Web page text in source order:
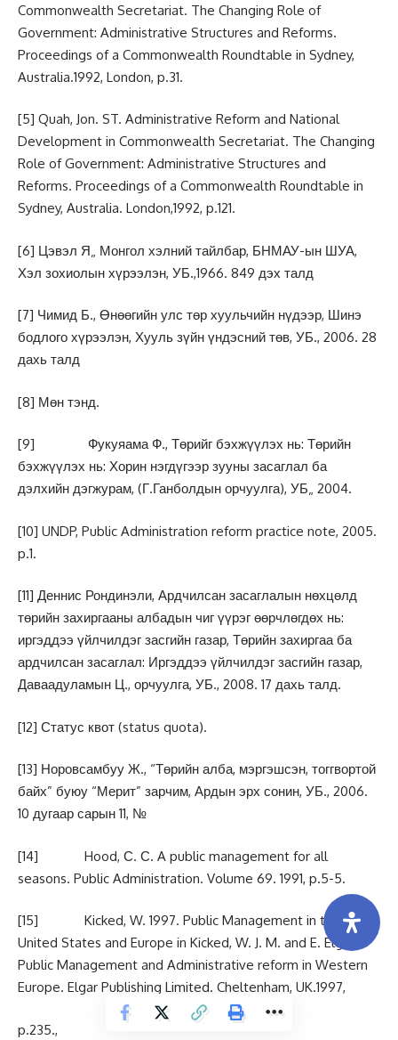
Commonwealth Secretariat. The Changing Role of
Government: Administrative Structures and Reforms.
Proceedings of a Commonwealth Roundtable in Sydney,
Australia.1992, London, p.31.
[5] Quah, Jon. ST. Administrative Reform and National
Development in Commonwealth Secretariat. The Changing
Role of Government: Administrative Structures and
Reforms. Proceedings of a Commonwealth Roundtable in
Sydney, Australia. London,1992, p.121.
[6] Цэвэл Я„ Монгол хэлний тайлбар, БНМАУ-ын ШУА,
Хэл зохиолын хүрээлэн, УБ.,1966. 849 дэх талд
[7] Чимид Б., Өнөөгийн улс төр хуульчийн нүдээр, Шинэ
бодлого хүрээлэн, Хууль зүйн үндэсний төв, УБ., 2006. 28
дахь талд
[8] Мөн тэнд.
[9] Фукуяама Ф., Төрийг бэхжүүлэх нь: Төрийн
бэхжүүлэх нь: Хорин нэгдүгээр зууны засаглал ба
дэлхийн дэгжурам, (Г.Ганболдын орчуулга), УБ„ 2004.
[10] UNDP, Public Administration reform practice note, 2005.
p.1.
[11] Деннис Рондинэли, Ардчилсан засаглалын нөхцөлд
төрийн захиргааны албадын чиг үүрэг өөрчлөгдөх нь:
иргэддээ үйлчилдэг засгийн газар, Төрийн захиргаа ба
ардчилсан засаглал: Иргэддээ үйлчилдэг засгийн газар,
Даваадуламын Ц., орчуулга, УБ., 2008. 17 дахь талд.
[12] Статус квот (status quota).
[13] Норовсамбуу Ж., “Төрийн алба, мэргэшсэн, тоггвортой
байх” буюу “Мерит” зарчим, Ардын эрх сонин, УБ., 2006.
10 дугаар сарын 11, №
[14] Hood, С. С. A public management for all
seasons. Public Administration. Volume 69. 1991, p.5-5.
[15] Kicked, W. 1997. Public Management in the
United States and Europe in Kicked, W. J. M. and E. Elgar.
Public Management and Administrative reform in Western
Europe. Elgar Publishing Limited. Cheltenham, UK.1997,
p.235.,